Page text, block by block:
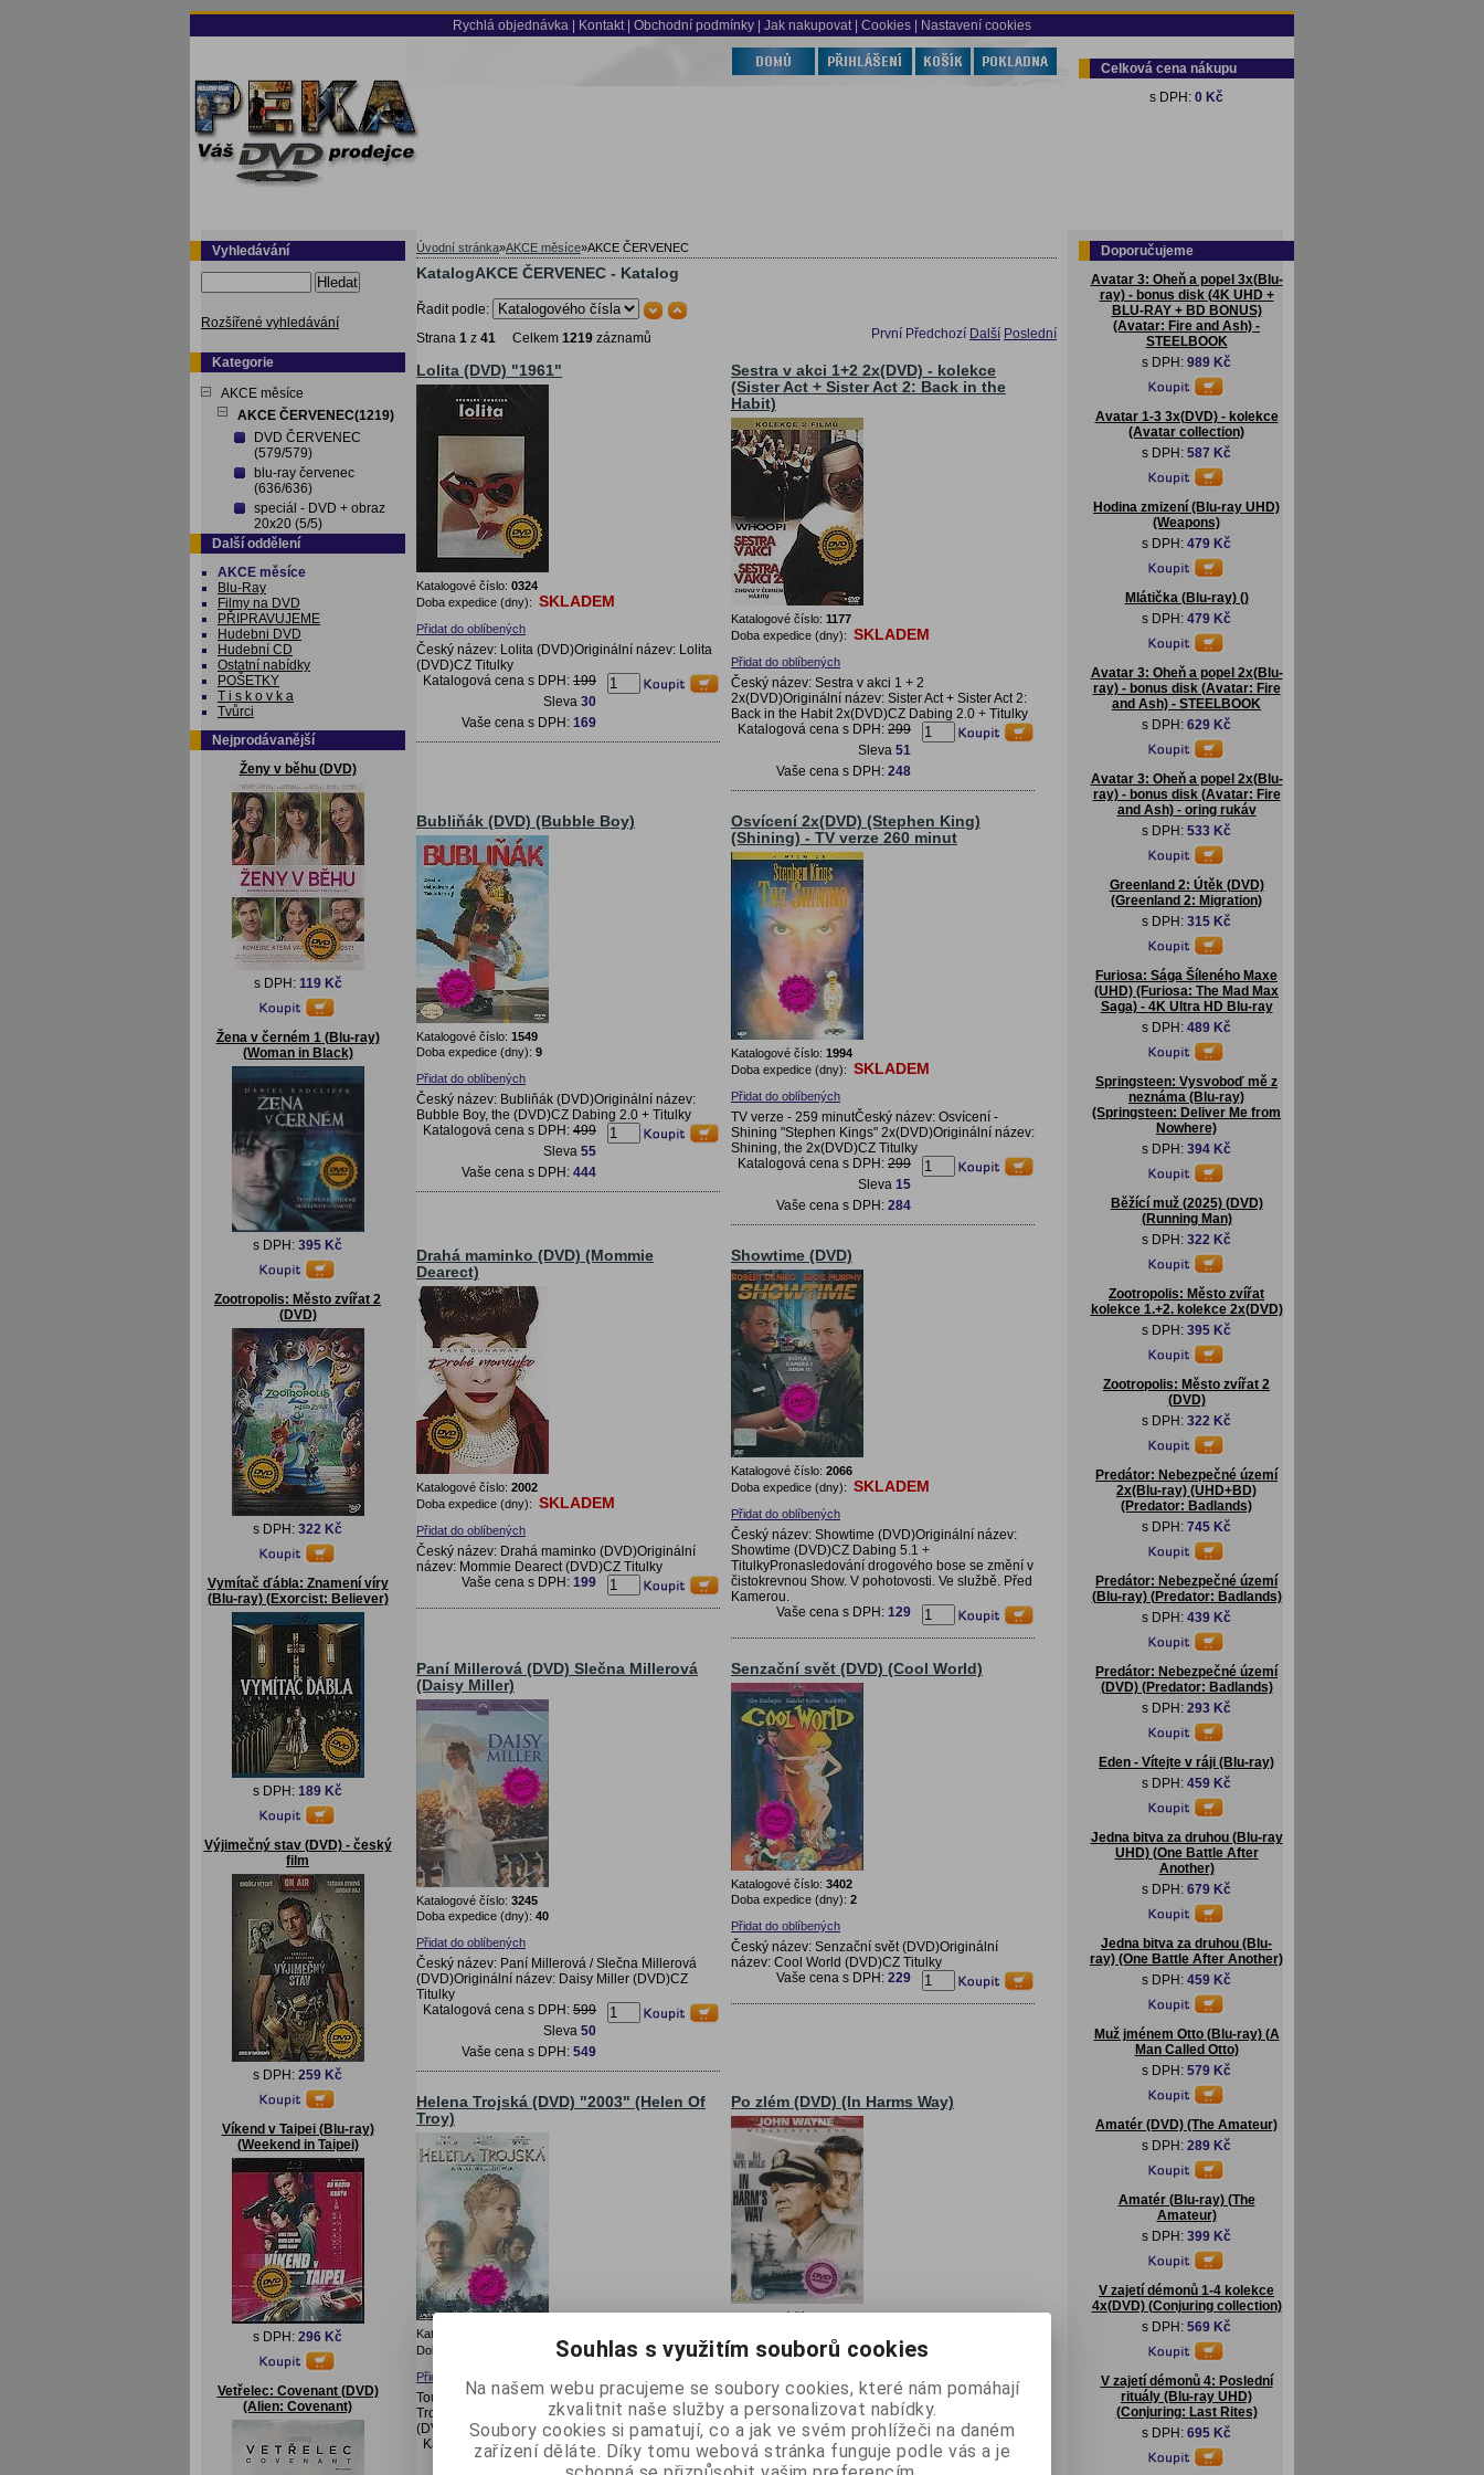
Rychlá objednávka Kontakt Obchodní podmínky Jak nakupovat | Cookies | Nastavení cookies
Celková cena nákupu
s DPH: 0 Kč
Vyhledávání
Hledat
Rozšířené vyhledávání
Kategorie
AKCE měsíce
AKCE ČERVENEC(1219)
DVD ČERVENEC
(579/579)
blu-ray červenec
(636/636)
speciál - DVD + obraz
20x20 (5/5)
Další oddělení
AKCE měsíce
Blu-Ray
Filmy na DVD
PŘIPRAVUJEME
Hudebni DVD
Hudební CD
Ostatní nabídky
POŠETKY
T i s k o v k a
Tvůrci
Nejprodávanější
Ženy v běhu (DVD)
s DPH: 119 Kč
Žena v černém 1 (Blu-ray)
(Woman in Black)
s DPH: 395 Kč
Zootropolis: Město zvířat 2
(DVD)
s DPH: 322 Kč
Vymítač ďábla: Znamení víry
(Blu-ray) (Exorcist: Believer)
s DPH: 189 Kč
Výjimečný stav (DVD) - český
film
s DPH: 259 Kč
Víkend v Taipei (Blu-ray)
(Weekend in Taipei)
s DPH: 296 Kč
Vetřelec: Covenant (DVD)
(Alien: Covenant)
Úvodní stránka»AKCE měsíce»AKCE ČERVENEC
KatalogAKCE ČERVENEC - Katalog
Řadit podle:
Strana 1 z 41 Celkem 1219 záznamů První Předchozí Další Poslední
Lolita (DVD) "1961"
Katalogové číslo: 0324
Doba expedice (dny): SKLADEM
Přidat do oblíbených
Český název: Lolita (DVD)Originální název: Lolita
(DVD)CZ Titulky
Katalogová cena s DPH: 199
Sleva 30
Vaše cena s DPH: 169
Sestra v akci 1+2 2x(DVD) - kolekce
(Sister Act + Sister Act 2: Back in the
Habit)
Katalogové číslo: 1177
Doba expedice (dny): SKLADEM
Přidat do oblíbených
Český název: Sestra v akci 1 + 2
2x(DVD)Originální název: Sister Act + Sister Act 2:
Back in the Habit 2x(DVD)CZ Dabing 2.0 + Titulky
Katalogová cena s DPH: 299
Sleva 51
Vaše cena s DPH: 248
Bubliňák (DVD) (Bubble Boy)
Katalogové číslo: 1549
Doba expedice (dny): 9
Přidat do oblíbených
Český název: Bubliňák (DVD)Originální název:
Bubble Boy, the (DVD)CZ Dabing 2.0 + Titulky
Katalogová cena s DPH: 499
Sleva 55
Vaše cena s DPH: 444
Osvícení 2x(DVD) (Stephen King)
(Shining) - TV verze 260 minut
Katalogové číslo: 1994
Doba expedice (dny): SKLADEM
Přidat do oblíbených
TV verze - 259 minutČeský název: Osvícení -
Shining "Stephen Kings" 2x(DVD)Originální název:
Shining, the 2x(DVD)CZ Titulky
Katalogová cena s DPH: 299
Sleva 15
Vaše cena s DPH: 284
Drahá maminko (DVD) (Mommie
Dearect)
Katalogové číslo: 2002
Doba expedice (dny): SKLADEM
Přidat do oblíbených
Český název: Drahá maminko (DVD)Originální
název: Mommie Dearect (DVD)CZ Titulky
Vaše cena s DPH: 199
Showtime (DVD)
Katalogové číslo: 2066
Doba expedice (dny): SKLADEM
Přidat do oblíbených
Český název: Showtime (DVD)Originální název:
Showtime (DVD)CZ Dabing 5.1 +
TitulkyPronasledování drogového bose se změní v
čistokrevnou Show. V pohotovosti. Ve službě. Před
Kamerou.
Vaše cena s DPH: 129
Paní Millerová (DVD) Slečna Millerová
(Daisy Miller)
Katalogové číslo: 3245
Doba expedice (dny): 40
Přidat do oblíbených
Český název: Paní Millerová / Slečna Millerová
(DVD)Originální název: Daisy Miller (DVD)CZ
Titulky
Katalogová cena s DPH: 599
Sleva 50
Vaše cena s DPH: 549
Senzační svět (DVD) (Cool World)
Katalogové číslo: 3402
Doba expedice (dny): 2
Přidat do oblíbených
Český název: Senzační svět (DVD)Originální
název: Cool World (DVD)CZ Titulky
Vaše cena s DPH: 229
Helena Trojská (DVD) "2003" (Helen Of
Troy)
Katalogové číslo:
Doba expedice (dny):
SKLADEM
Přidat do oblíbených
Touha je předzvěstí války.Český název: Helena
Trojská (DVD)Originální název: Helen Of Troy
(DVD)CZ Titulky
Katalogová cena s DPH:399
Sleva 100
Po zlém (DVD) (In Harms Way)
Katalogové číslo:4416
Přidat do oblíbených
Český název: Po zlém (DVD)Originální název: In
Harms Way (DVD)CZ TitulkyČB - snímek
Katalogová cena s DPH:199
Sleva2
Vaše cena s DPH:197
Doporučujeme
Avatar 3: Oheň a popel 3x(Blu-
ray) - bonus disk (4K UHD +
BLU-RAY + BD BONUS)
(Avatar: Fire and Ash) -
STEELBOOK
s DPH: 989 Kč
Avatar 1-3 3x(DVD) - kolekce
(Avatar collection)
s DPH: 587 Kč
Hodina zmizení (Blu-ray UHD)
(Weapons)
s DPH: 479 Kč
Mlátička (Blu-ray) ()
s DPH: 479 Kč
Avatar 3: Oheň a popel 2x(Blu-
ray) - bonus disk (Avatar: Fire
and Ash) - STEELBOOK
s DPH: 629 Kč
Avatar 3: Oheň a popel 2x(Blu-
ray) - bonus disk (Avatar: Fire
and Ash) - oring rukáv
s DPH: 533 Kč
Greenland 2: Útěk (DVD)
(Greenland 2: Migration)
s DPH: 315 Kč
Furiosa: Sága Šíleného Maxe
(UHD) (Furiosa: The Mad Max
Saga) - 4K Ultra HD Blu-ray
s DPH: 489 Kč
Springsteen: Vysvoboď mě z
neznáma (Blu-ray)
(Springsteen: Deliver Me from
Nowhere)
s DPH: 394 Kč
Běžící muž (2025) (DVD)
(Running Man)
s DPH: 322 Kč
Zootropolis: Město zvířat
kolekce 1.+2. kolekce 2x(DVD)
s DPH: 395 Kč
Zootropolis: Město zvířat 2
(DVD)
s DPH: 322 Kč
Predátor: Nebezpečné území
2x(Blu-ray) (UHD+BD)
(Predator: Badlands)
s DPH: 745 Kč
Predátor: Nebezpečné území
(Blu-ray) (Predator: Badlands)
s DPH: 439 Kč
Predátor: Nebezpečné území
(DVD) (Predator: Badlands)
s DPH: 293 Kč
Eden - Vítejte v ráji (Blu-ray)
s DPH: 459 Kč
Jedna bitva za druhou (Blu-ray
UHD) (One Battle After
Another)
s DPH: 679 Kč
Jedna bitva za druhou (Blu-
ray) (One Battle After Another)
s DPH: 459 Kč
Muž jménem Otto (Blu-ray) (A
Man Called Otto)
s DPH: 579 Kč
Amatér (DVD) (The Amateur)
s DPH: 289 Kč
Amatér (Blu-ray) (The
Amateur)
s DPH: 399 Kč
V zajetí démonů 1-4 kolekce
4x(DVD) (Conjuring collection)
s DPH: 569 Kč
V zajetí démonů 4: Poslední
rituály (Blu-ray UHD)
(Conjuring: Last Rites)
s DPH: 695 Kč
Souhlas s využitím souborů cookies
Na našem webu pracujeme se soubory cookies, které nám pomáhají
zkvalitnit naše služby a personalizovat nabídky.
Soubory cookies si pamatují, co a jak ve svém prohlížeči na daném
zařízení děláte. Díky tomu webová stránka funguje podle vás a je